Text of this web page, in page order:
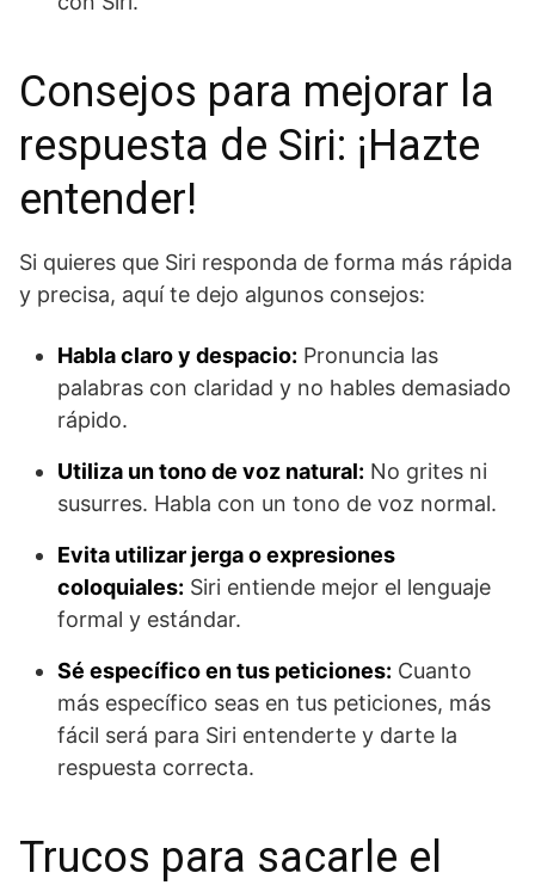
Consejos para mejorar la
respuesta de Siri: ¡Hazte
entender!
Si quieres que Siri responda de forma más rápida
y precisa, aquí te dejo algunos consejos:
Habla claro y despacio: Pronuncia las
palabras con claridad y no hables demasiado
rápido.
Utiliza un tono de voz natural: No grites ni
susurres. Habla con un tono de voz normal.
Evita utilizar jerga o expresiones
coloquiales: Siri entiende mejor el lenguaje
formal y estándar.
Sé específico en tus peticiones: Cuanto
más específico seas en tus peticiones, más
fácil será para Siri entenderte y darte la
respuesta correcta.
Trucos para sacarle el